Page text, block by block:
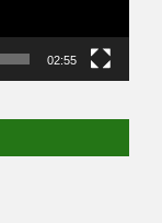
02:55